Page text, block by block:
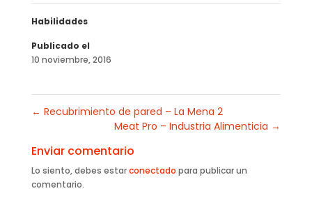
Habilidades
Publicado el
10 noviembre, 2016
← Recubrimiento de pared – La Mena 2
Meat Pro – Industria Alimenticia →
Enviar comentario
Lo siento, debes estarconectado para publicar un
comentario.